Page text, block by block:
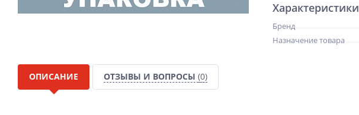
Характеристики
Бренд
Назначение товара
ОПИСАНИЕ ОТЗЫВЫ И ВОПРОСЫ (0)